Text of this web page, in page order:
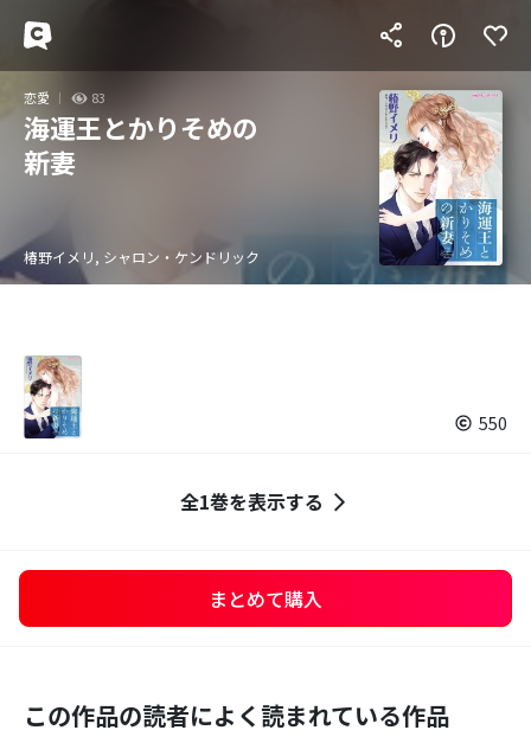
恋愛 83
海運王とかりそめの
新妻
椿野イメリ, シャロン・ケンドリック
550
全1巻を表示する
まとめて購入
この作品の読者によく読まれている作品